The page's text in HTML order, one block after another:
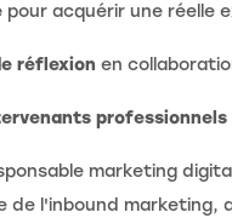
pour acquérir une réelle
réflexion en
marketing
de l'inbound marketing,